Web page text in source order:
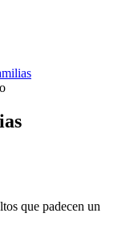
que padecen un